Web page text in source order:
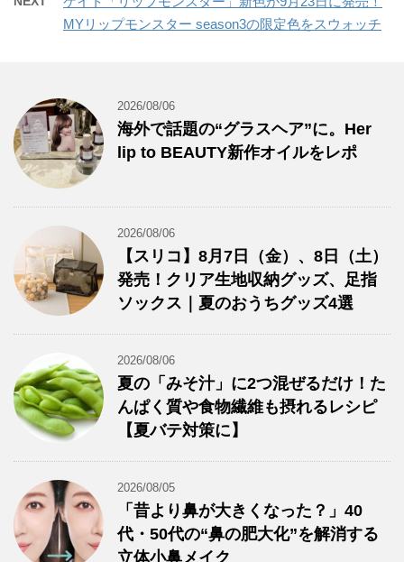
MYリップモンスター season3の限定色をスウォッチ
2026/08/06
海外で話題の“グラスヘア”に。Her
lip to BEAUTY新作オイルをレポ
2026/08/06
【スリコ】8月7日（金）、8日（土）
発売！クリア生地収納グッズ、足指
ソックス｜夏のおうちグッズ4選
2026/08/06
夏の「みそ汁」に2つ混ぜるだけ！た
んぱく質や食物繊維も摂れるレシピ
【夏バテ対策に】
2026/08/05
「昔より鼻が大きくなった？」40
代・50代の“鼻の肥大化”を解消する
立体小鼻メイク